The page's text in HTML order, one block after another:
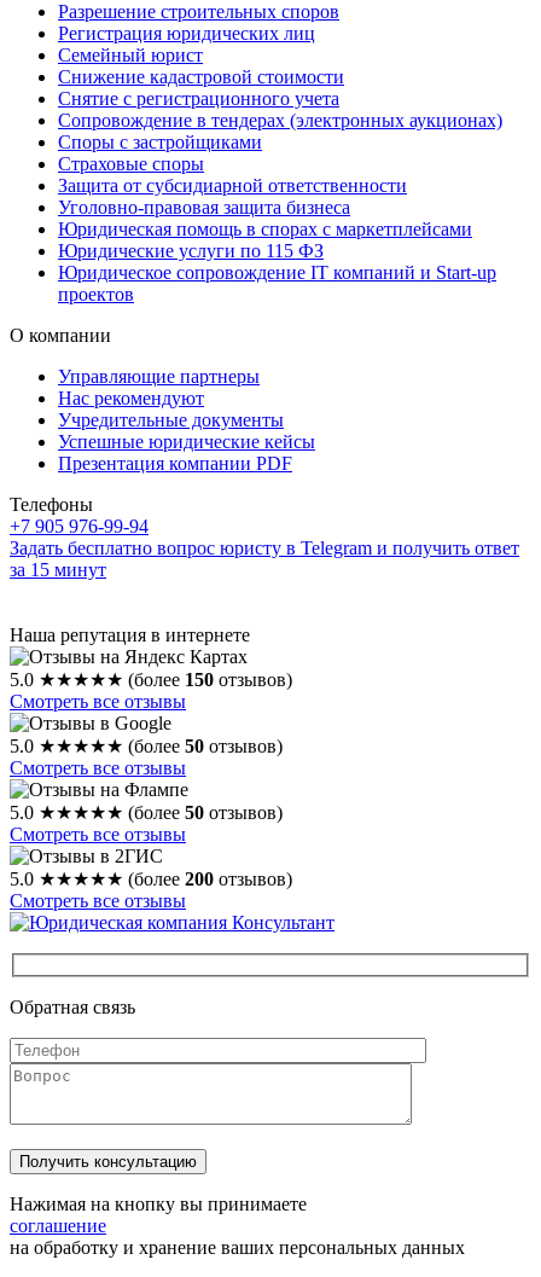
Разрешение строительных споров
Регистрация юридических лиц
Семейный юрист
Снижение кадастровой стоимости
Снятие с регистрационного учета
Сопровождение в тендерах (электронных аукционах)
Споры с застройщиками
Страховые споры
Защита от субсидиарной ответственности
Уголовно-правовая защита бизнеса
Юридическая помощь в спорах с маркетплейсами
Юридические услуги по 115 ФЗ
Юридическое сопровождение IT компаний и Start-up
проектов
О компании
Управляющие партнеры
Нас рекомендуют
Учредительные документы
Успешные юридические кейсы
Презентация компании PDF
Телефоны
+7 905 976-99-94
Задать бесплатно вопрос юристу в Telegram и получить ответ
за 15 минут
Наша репутация в интернете
5.0 ★★★★★ (более 150 отзывов)
Смотреть все отзывы
5.0 ★★★★★ (более 50 отзывов)
Смотреть все отзывы
5.0 ★★★★★ (более 50 отзывов)
Смотреть все отзывы
5.0 ★★★★★ (более 200 отзывов)
Смотреть все отзывы
Обратная связь
Нажимая на кнопку вы принимаете
соглашение
на обработку и хранение ваших персональных данных